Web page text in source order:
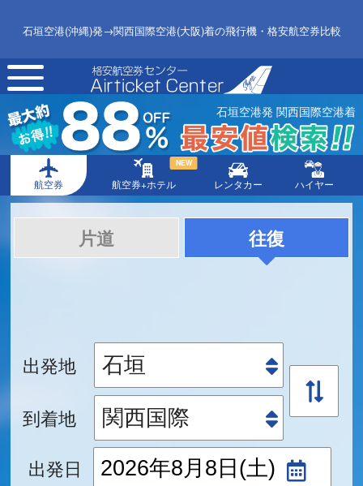
石垣空港(沖縄)発→関西国際空港(大阪)着の飛行機・格安航空券比較
toggle
navigation
石垣空港発 関西国際空港着
航空券 航空券+ホテル
NEW
レンタカー ハイヤー
片道 往復
出発地
到着地
出発日